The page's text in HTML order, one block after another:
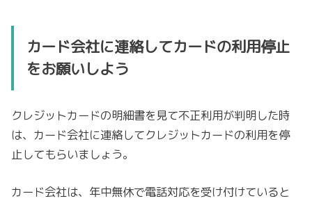
カード会社に連絡してカードの利用停止
をお願いしよう
クレジットカードの明細書を見て不正利用が判明した時
は、カード会社に連絡してクレジットカードの利用を停
止してもらいましょう。
カード会社は、年中無休で電話対応を受け付けていると